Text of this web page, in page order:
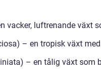
vacker, luftrenande växt
– en tropisk växt
– en tålig växt som